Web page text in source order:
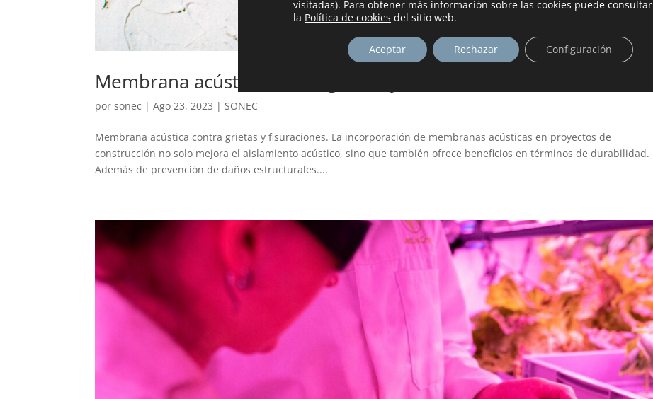
Membrana acústica contra grietas y fisuraciones.
porsonec |Ago 23, 2023 |SONEC
Membrana acústica contra grietas y fisuraciones. La incorporación de membranas acústicas en proyectos de
construcción no solo mejora el aislamiento acústico, sino que también ofrece beneficios en términos de durabilidad.
Además de prevención de daños estructurales....
visitadas). Para obtener más información sobre las cookies puede consultar
la Política de cookies del sitio web.
Aceptar Rechazar Configuración